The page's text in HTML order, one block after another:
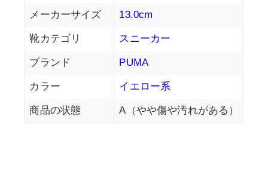
メーカーサイズ 13.0cm
靴カテゴリ スニーカー
ブランド PUMA
カラー イエロー系
商品の状態 A（やや傷や汚れがある）